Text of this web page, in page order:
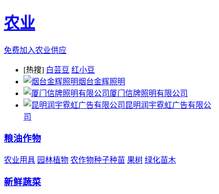
农业
免费加入农业供应
[热搜] 白芸豆 红小豆
烟台金辉照明
厦门信牌照明有限公司
昆明润宇霓虹广告有限公
司
粮油作物
农业用具 园林植物 农作物种子种苗 果树 绿化苗木
新鲜蔬菜